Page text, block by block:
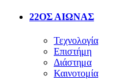
22ΟΣ ΑΙΩΝΑΣ
Τεχνολογία
Επιστήμη
Διάστημα
Καινοτομία